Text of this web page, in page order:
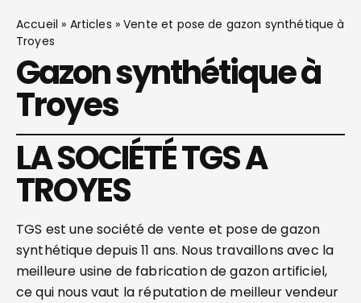
Accueil » Articles »Vente et pose de gazon synthétique à
Troyes
Gazon synthétique à
Troyes
LA SOCIÉTÉ TGS A
TROYES
TGS est une société de vente et pose de gazon
synthétique depuis 11 ans. Nous travaillons avec la
meilleure usine de fabrication de gazon artificiel,
ce qui nous vaut la réputation de meilleur vendeur